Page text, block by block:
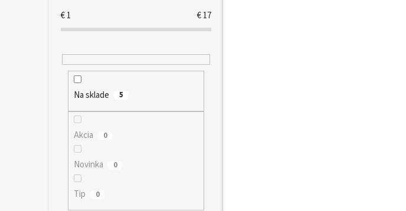
€1 €17
Na sklade 5
Akcia 0
Novinka 0
Tip 0